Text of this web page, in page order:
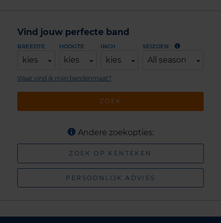
Vind jouw perfecte band
BREEDTE
kies
HOOGTE
kies
INCH
kies
SEIZOEN
All season
ZOEK
Waar vind ik mijn bandenmaat?
Andere zoekopties:
ZOEK OP KENTEKEN
PERSOONLIJK ADVIES